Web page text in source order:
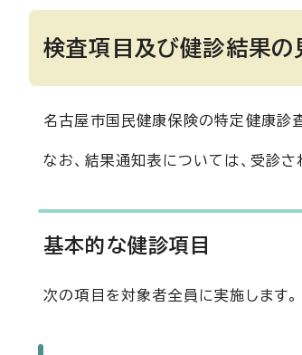
検査項目及び健診結果の
名古屋市国民健康保険の特定健康診
なお、結果通知表については、受診
基本的な健診項目
次の項目を対象者全員に実施します。